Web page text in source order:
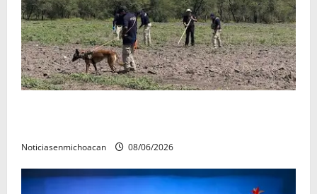
Noticiasenmichoacan 08/06/2026